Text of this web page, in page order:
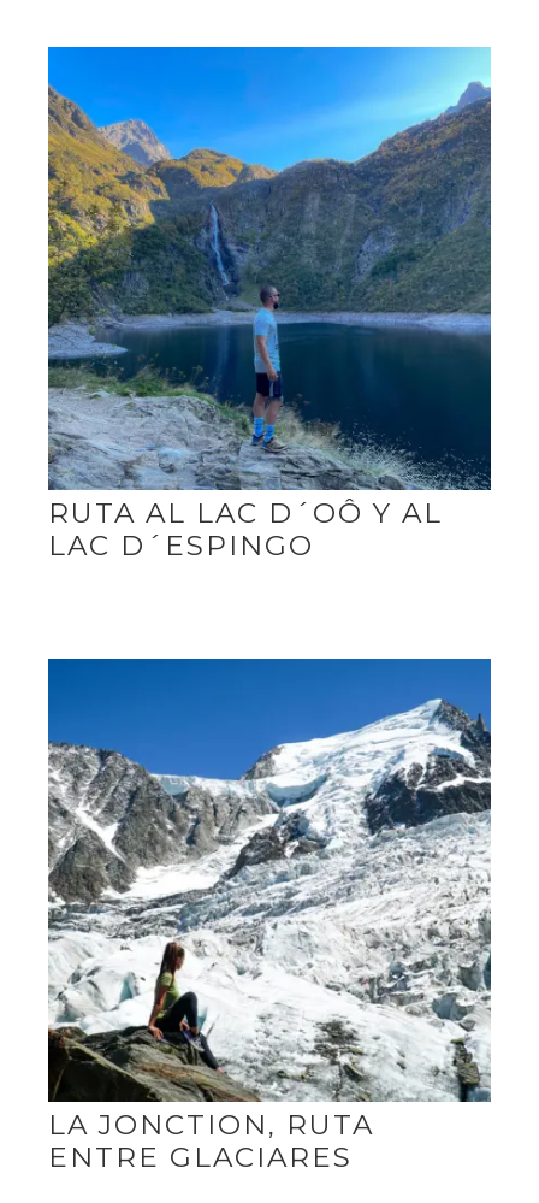
RUTA AL LAC D´OÔ Y AL
LAC D´ESPINGO
LA JONCTION, RUTA
ENTRE GLACIARES